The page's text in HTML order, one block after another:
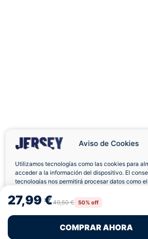
Aviso de Cookies
Utilizamos tecnologías como las cookies para
acceder a la información del dispositivo. El
tecnologías nos permitirá procesar datos como
retirar el consentimiento, puede afectar
características y funciones.
Rechazar
Política de CookiesPolítica de Privacidad
27,99 €49,50 € 50% off
COMPRAR AHORA
Envíos a Domicilio